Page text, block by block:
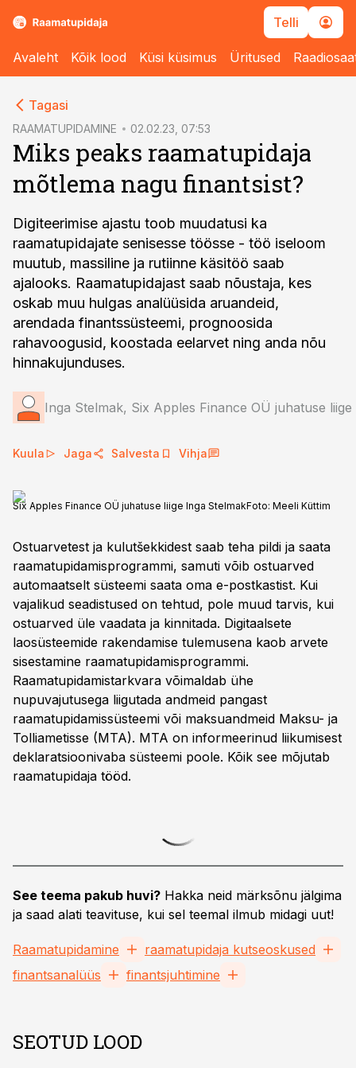
Telli
Avaleht Kõik lood Küsi küsimus Üritused
Tagasi
RAAMATUPIDAMINE 02.02.23, 07:53
Miks peaks raamatupidaja
mõtlema nagu finantsist?
Digiteerimise ajastu toob muudatusi ka
raamatupidajate senisesse töösse - töö iseloom
muutub, massiline ja rutiinne käsitöö saab
ajalooks. Raamatupidajast saab nõustaja, kes
oskab muu hulgas analüüsida aruandeid,
arendada finantssüsteemi, prognoosida
rahavoogusid, koostada eelarvet ning anda nõu
hinnakujunduses.
Inga Stelmak, Six Apples Finance OÜ juhatuse liige
Kuula Jaga Salvesta Vihja
Six Apples Finance OÜ juhatuse liige Inga StelmakFoto: Meeli Küttim
Ostuarvetest ja kulutšekkidest saab teha pildi ja saata
raamatupidamisprogrammi, samuti võib ostuarved
automaatselt süsteemi saata oma e-postkastist. Kui
vajalikud seadistused on tehtud, pole muud tarvis, kui
ostuarved üle vaadata ja kinnitada. Digitaalsete
laosüsteemide rakendamise tulemusena kaob arvete
sisestamine raamatupidamisprogrammi.
Raamatupidamistarkvara võimaldab ühe
nupuvajutusega liigutada andmeid pangast
raamatupidamissüsteemi või maksuandmeid Maksu- ja
Tolliametisse (MTA). MTA on informeerinud liikumisest
deklaratsioonivaba süsteemi poole. Kõik see mõjutab
raamatupidaja tööd.
See teema pakub huvi? Hakka neid märksõnu jälgima
ja saad alati teavituse, kui sel teemal ilmub midagi uut!
Raamatupidamine
raamatupidaja kutseoskused
finantsanalüüs
finantsjuhtimine
SEOTUD LOOD